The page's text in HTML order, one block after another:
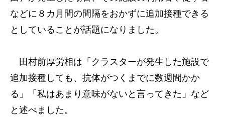
などに８カ月間の間隔をおかずに追加接種できる
としていることが話題になりました。
田村前厚労相は「クラスターが発生した施設で
追加接種しても、抗体がつくまでに数週間かか
る」「私はあまり意味がないと言ってきた」など
と述べました。